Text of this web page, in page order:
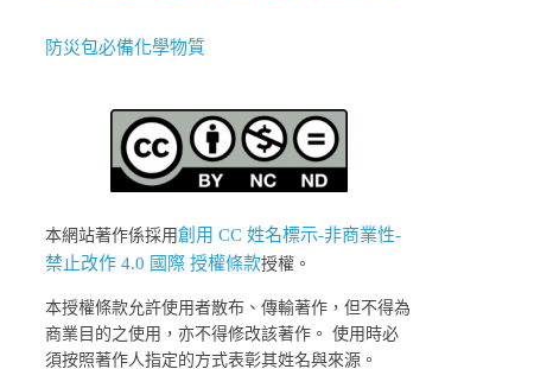
防災包必備化學物質
本網站著作係採用創用 CC 姓名標示-非商業性-
禁止改作 4.0 國際 授權條款授權。
本授權條款允許使用者散布、傳輸著作，但不得為
商業目的之使用，亦不得修改該著作。 使用時必
須按照著作人指定的方式表彰其姓名與來源。